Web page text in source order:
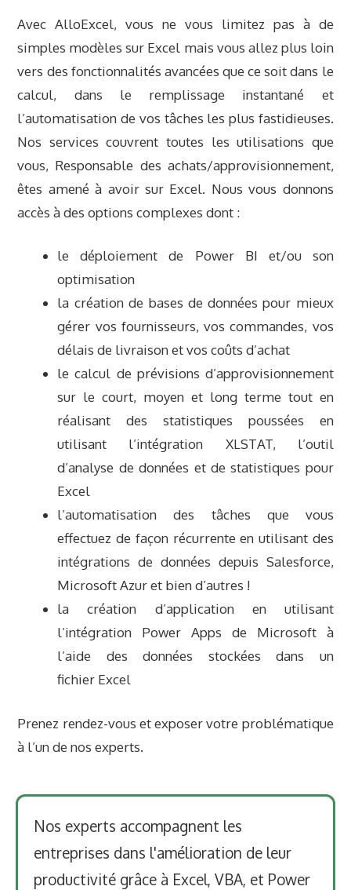
Avec AlloExcel, vous ne vous limitez pas à de
simples modèles sur Excel mais vous allez plus loin
vers des fonctionnalités avancées que ce soit dans le
calcul, dans le remplissage instantané et
l’automatisation de vos tâches les plus fastidieuses.
Nos services couvrent toutes les utilisations que
vous, Responsable des achats/approvisionnement,
êtes amené à avoir sur Excel. Nous vous donnons
accès à des options complexes dont :
le déploiement de Power BI et/ou son
optimisation
la création de bases de données pour mieux
gérer vos fournisseurs, vos commandes, vos
délais de livraison et vos coûts d’achat
le calcul de prévisions d’approvisionnement
sur le court, moyen et long terme tout en
réalisant des statistiques poussées en
utilisant l’intégration XLSTAT, l’outil
d’analyse de données et de statistiques pour
Excel
l’automatisation des tâches que vous
effectuez de façon récurrente en utilisant des
intégrations de données depuis Salesforce,
Microsoft Azur et bien d’autres !
la création d’application en utilisant
l’intégration Power Apps de Microsoft à
l’aide des données stockées dans un
fichier Excel
Prenez rendez-vous et exposer votre problématique
à l’un de nos experts.
Nos experts accompagnent les
entreprises dans l'amélioration de leur
productivité grâce à Excel, VBA, et Power